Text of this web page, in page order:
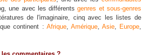
une avec les différentsgenres et sous-genres
de l'imaginaire, cinq avec les listes de
continent : Afrique, Amérique, Asie, Europe,